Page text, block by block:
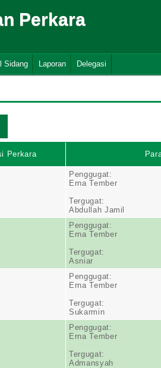
Perkara
Sidang Laporan Delegasi
Perkara
Penggugat:
Erna Tember
Tergugat:
Abdullah Jamil
Penggugat:
Erna Tember
Tergugat:
Asniar
Penggugat:
Erna Tember
Tergugat:
Sukarmin
Penggugat:
Erna Tember
Tergugat:
Admansyah